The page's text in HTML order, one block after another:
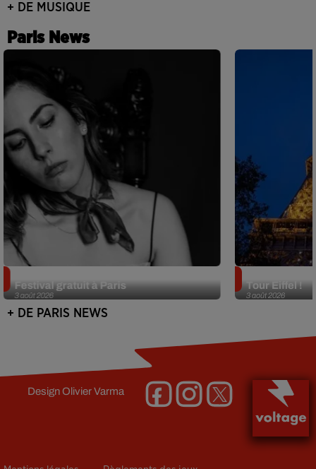
+ DE MUSIQUE
Paris News
3 août 2026
Festival gratuit à Paris
3 août 2026
Tour Eiffel !
+ DE PARIS NEWS
DesignOlivier Varma